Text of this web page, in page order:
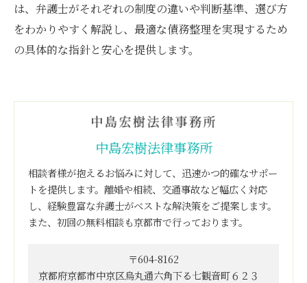
は、弁護士がそれぞれの制度の違いや判断基準、選び方
をわかりやすく解説し、最適な債務整理を実現するため
の具体的な指針と安心を提供します。
中島宏樹法律事務所
相談者様が抱えるお悩みに対して、迅速かつ的確なサポー
トを提供します。離婚や相続、交通事故など幅広く対応
し、経験豊富な弁護士がベストな解決策をご提案します。
また、初回の無料相談も京都市で行っております。
〒604-8162
京都府京都市中京区烏丸通六角下る七観音町６２３